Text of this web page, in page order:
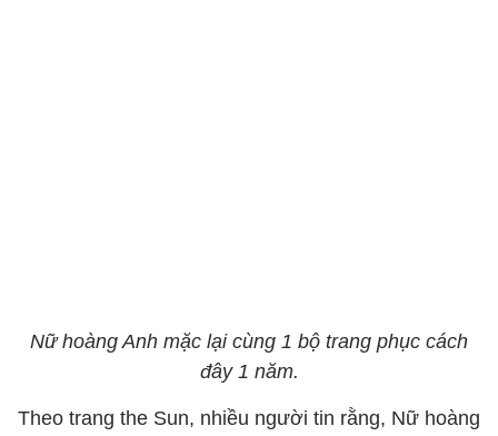
Nữ hoàng Anh mặc lại cùng 1 bộ trang phục cách
đây 1 năm.
Theo trang the Sun, nhiều người tin rằng, Nữ hoàng